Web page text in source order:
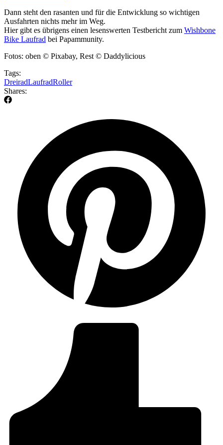
Dann steht den rasanten und für die Entwicklung so wichtigen
Ausfahrten nichts mehr im Weg.
Hier gibt es übrigens einen lesenswerten Testbericht zum Wishbone
Bike Laufrad bei Papammunity.
Fotos: oben © Pixabay, Rest © Daddylicious
Tags:
DreiradLaufradRoller
Shares: